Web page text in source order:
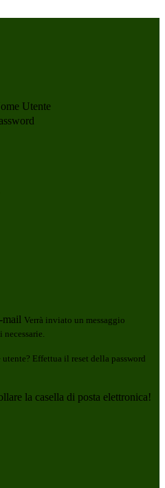
Utente
mail Verrà inviato un messaggio
Effettua il reset della password
la casella di posta elettronica!